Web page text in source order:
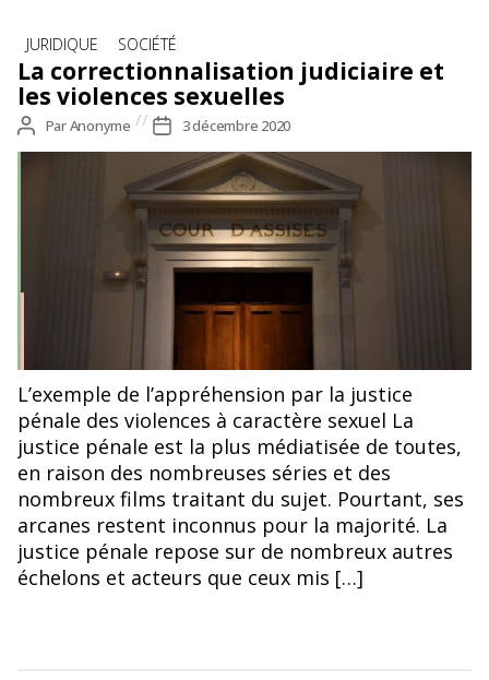
Catégories
JURIDIQUE SOCIÉTÉ
La correctionnalisation judiciaire et
les violences sexuelles
Auteur
de
ParAnonyme
Date
de
l’article
3 décembre 2020
L’exemple de l’appréhension par la justice
pénale des violences à caractère sexuel La
justice pénale est la plus médiatisée de toutes,
en raison des nombreuses séries et des
nombreux films traitant du sujet. Pourtant, ses
arcanes restent inconnus pour la majorité. La
justice pénale repose sur de nombreux autres
échelons et acteurs que ceux mis […]